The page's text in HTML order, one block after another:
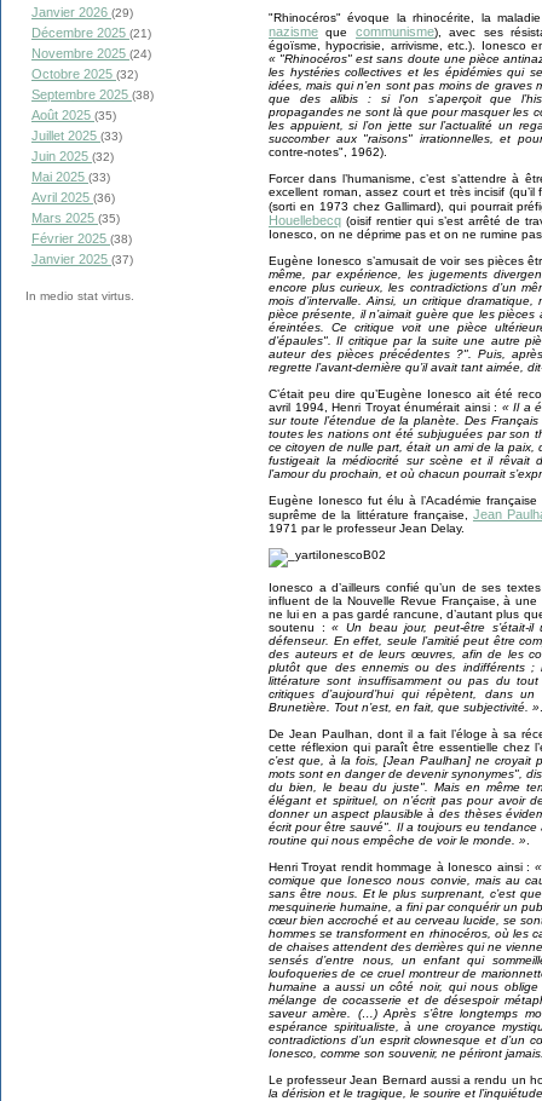
Janvier 2026 (29)
Décembre 2025 (21)
Novembre 2025 (24)
Octobre 2025 (32)
Septembre 2025 (38)
Août 2025 (35)
Juillet 2025 (33)
Juin 2025 (32)
Mai 2025 (33)
Avril 2025 (36)
Mars 2025 (35)
Février 2025 (38)
Janvier 2025 (37)
In medio stat virtus.
"Rhinocéros" évoque la rhinocérite, la
nazisme que communisme), avec ses
égoïsme, hypocrisie, arrivisme, etc.). Ionesco
« "Rhinocéros" est sans doute une pièce
les hystéries collectives et les épidémies qui
idées, mais qui n’en sont pas moins de graves
que des alibis : si l’on s’aperçoit que
propagandes ne sont là que pour masquer les
les appuient, si l’on jette sur l’actualité un
succomber aux "raisons" irrationnelles, et
contre-notes", 1962).
Forcer dans l’humanisme, c’est s’attendre à
excellent roman, assez court et très incisif
(sorti en 1973 chez Gallimard), qui pourrait
Houellebecq (oisif rentier qui s’est arrêté de
Ionesco, on ne déprime pas et on ne rumine
Eugène Ionesco s’amusait de voir ses pièces
même, par expérience, les jugements
encore plus curieux, les contradictions d’un
mois d’intervalle. Ainsi, un critique dramatique,
pièce présente, il n’aimait guère que les
éreintées. Ce critique voit une pièce
d’épaules". Il critique par la suite une autre
auteur des pièces précédentes ?". Puis,
regrette l’avant-dernière qu’il avait tant aimée,
C’était peu dire qu’Eugène Ionesco ait été
avril 1994, Henri Troyat énumérait ainsi : « Il a
sur toute l’étendue de la planète. Des
toutes les nations ont été subjuguées par son
ce citoyen de nulle part, était un ami de la
fustigeait la médiocrité sur scène et il rêvait
l’amour du prochain, et où chacun pourrait
Eugène Ionesco fut élu à l’Académie
suprême de la littérature française, Jean
1971 par le professeur Jean Delay.
Ionesco a d’ailleurs confié qu’un de ses
influent de la Nouvelle Revue Française, à
ne lui en a pas gardé rancune, d’autant plus
soutenu :« Un beau jour, peut-être s’était-
défenseur. En effet, seule l’amitié peut être
des auteurs et de leurs œuvres, afin de les
plutôt que des ennemis ou des indifférents ;
littérature sont insuffisamment ou pas du
critiques d’aujourd’hui qui répètent, dans
Brunetière. Tout n’est, en fait, que subjectivité. ».
De Jean Paulhan, dont il a fait l’éloge à sa
cette réflexion qui paraît être essentielle chez
c’est que, à la fois, [Jean Paulhan] ne croyait
mots sont en danger de devenir synonymes",
du bien, le beau du juste". Mais en même
élégant et spirituel, on n’écrit pas pour avoir
donner un aspect plausible à des thèses
écrit pour être sauvé". Il a toujours eu
routine qui nous empêche de voir le monde. ».
Henri Troyat rendit hommage à Ionesco ainsi :
comique que Ionesco nous convie, mais au
sans être nous. Et le plus surprenant, c’est
mesquinerie humaine, a fini par conquérir un
cœur bien accroché et au cerveau lucide, se
hommes se transforment en rhinocéros, où les
de chaises attendent des derrières qui ne
sensés d’entre nous, un enfant qui
loufoqueries de ce cruel montreur de
humaine a aussi un côté noir, qui nous
mélange de cocasserie et de désespoir
saveur amère. (…) Après s’être longtemps
espérance spiritualiste, à une croyance
contradictions d’un esprit clownesque et d’un
Ionesco, comme son souvenir, ne périront
Le professeur Jean Bernard aussi a rendu un
la dérision et le tragique, le sourire et